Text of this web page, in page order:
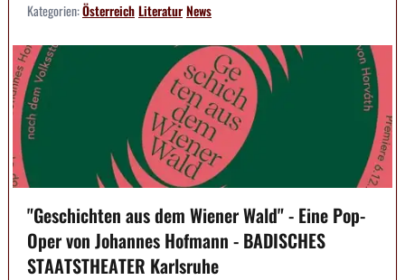
Kategorien:ÖsterreichLiteraturNews
"Geschichten aus dem Wiener Wald" - Eine Pop-
Oper von Johannes Hofmann - BADISCHES
STAATSTHEATER Karlsruhe